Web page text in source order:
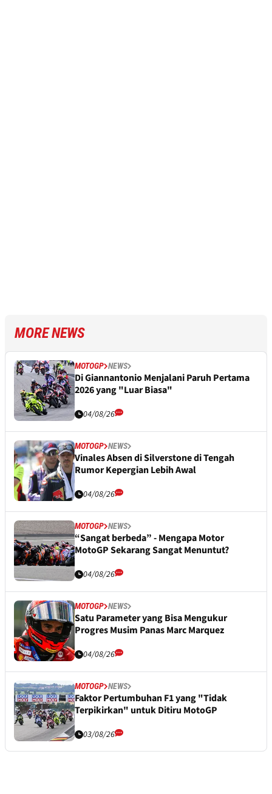
MORE NEWS
MOTOGP NEWS
Di Giannantonio Menjalani Paruh Pertama
2026 yang "Luar Biasa"
04/08/26
MOTOGP NEWS
Vinales Absen di Silverstone di Tengah
Rumor Kepergian Lebih Awal
04/08/26
MOTOGP NEWS
“Sangat berbeda” - Mengapa Motor
MotoGP Sekarang Sangat Menuntut?
04/08/26
MOTOGP NEWS
Satu Parameter yang Bisa Mengukur
Progres Musim Panas Marc Marquez
04/08/26
MOTOGP NEWS
Faktor Pertumbuhan F1 yang "Tidak
Terpikirkan" untuk Ditiru MotoGP
03/08/26